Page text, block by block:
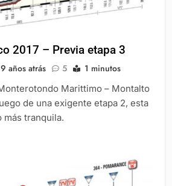
2017 – Previa etapa 3
9 años atrás 5 1 minutos
Marittimo – Montalto
de una exigente etapa 2, esta
tranquila.